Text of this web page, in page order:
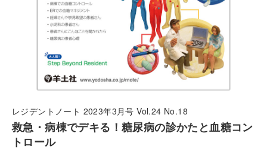
レジデントノート 2023年3月号 Vol.24 No.18
救急・病棟でデキる！糖尿病の診かたと血糖コン
トロール